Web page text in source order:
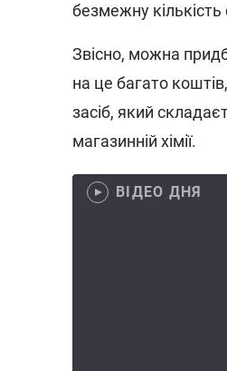
безмежну кількість
Звісно, можна
на це багато
засіб, який
магазинній хімії.
ВІДЕО ДНЯ